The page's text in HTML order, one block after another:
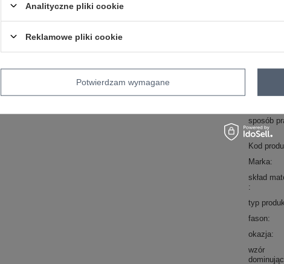
sposób
Kod
Marka
skład
typ
fason
okazja
wzór
Analityczne pliki cookie
Reklamowe pliki cookie
Potwierdzam wymagane